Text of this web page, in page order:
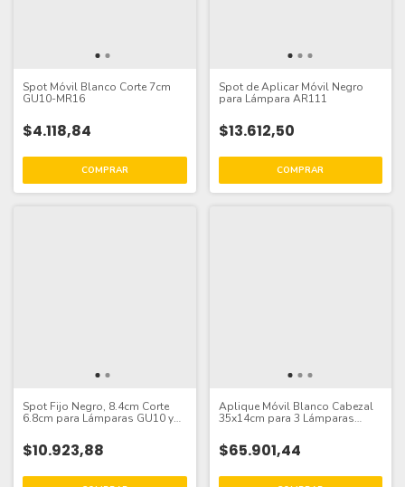
Spot Móvil Blanco Corte 7cm
GU10-MR16
$4.118,84
Spot de Aplicar Móvil Negro
para Lámpara AR111
$13.612,50
Spot Fijo Negro, 8.4cm Corte
6.8cm para Lámparas GU10 y
$10.923,88
Aplique Móvil Blanco Cabezal
35x14cm para 3 Lámparas
$65.901,44